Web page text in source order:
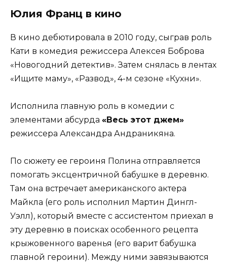
Юлия Франц в кино
В кино дебютировала в 2010 году, сыграв роль
Кати в комедия режиссера Алексея Боброва
«Новогодний детектив». Затем снялась в лентах
«Ищите маму», «Развод», 4-м сезоне «Кухни».
Исполнила главную роль в комедии с
элементами абсурда «Весь этот джем»
режиссера Александра Андраникяна.
По сюжету ее героиня Полина отправляется
помогать эксцентричной бабушке в деревню.
Там она встречает американского актера
Майкла (его роль исполнил Мартин Дингл-
Уэлл), который вместе с ассистентом приехал в
эту деревню в поисках особенного рецепта
крыжовенного варенья (его варит бабушка
главной героини). Между ними завязываются